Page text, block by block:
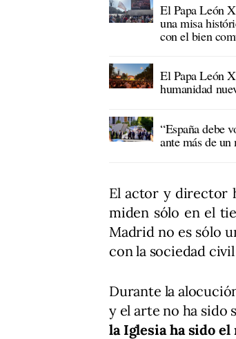
El Papa León
una misa
con el bien
El Papa León
humanidad
“España debe
ante más de
El actor y director
miden sólo en el
Madrid no es sólo
con la sociedad
Durante la
y el arte no ha sido
la Iglesia ha sido